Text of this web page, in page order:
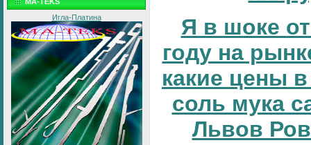
Игла-Платина
Я в шоке
году на
какие цены
соль мука
Львов